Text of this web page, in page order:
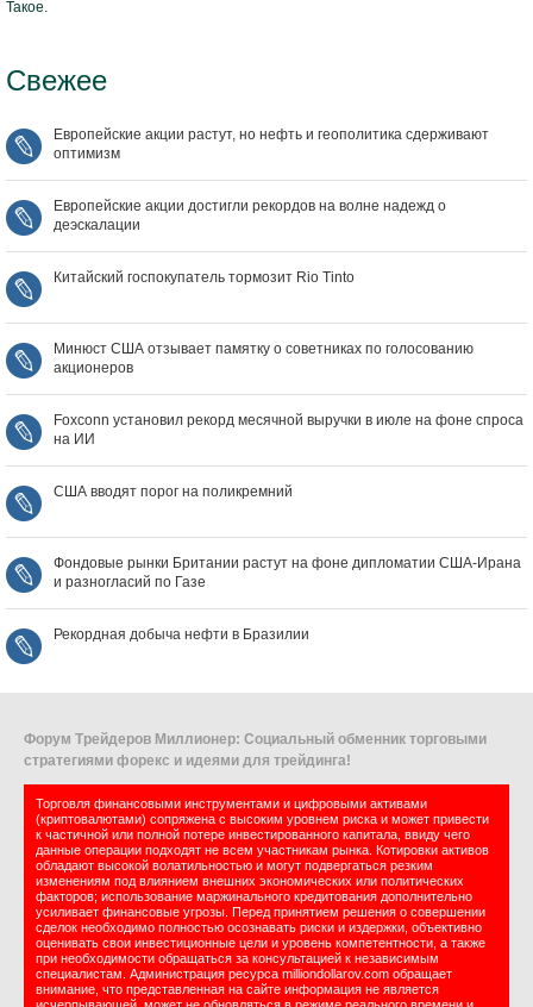
Такое.
Свежее
Европейские акции растут, но нефть и геополитика сдерживают
оптимизм
Европейские акции достигли рекордов на волне надежд о
деэскалации
Китайский госпокупатель тормозит Rio Tinto
Минюст США отзывает памятку о советниках по голосованию
акционеров
Foxconn установил рекорд месячной выручки в июле на фоне спроса
на ИИ
США вводят порог на поликремний
Фондовые рынки Британии растут на фоне дипломатии США‑Ирана
и разногласий по Газе
Рекордная добыча нефти в Бразилии
Форум Трейдеров Миллионер: Социальный обменник торговыми
стратегиями форекс и идеями для трейдинга!
Торговля финансовыми инструментами и цифровыми активами
(криптовалютами) сопряжена с высоким уровнем риска и может привести
к частичной или полной потере инвестированного капитала, ввиду чего
данные операции подходят не всем участникам рынка. Котировки активов
обладают высокой волатильностью и могут подвергаться резким
изменениям под влиянием внешних экономических или политических
факторов; использование маржинального кредитования дополнительно
усиливает финансовые угрозы. Перед принятием решения о совершении
сделок необходимо полностью осознавать риски и издержки, объективно
оценивать свои инвестиционные цели и уровень компетентности, а также
при необходимости обращаться за консультацией к независимым
специалистам. Администрация ресурса milliondollarov.com обращает
внимание, что представленная на сайте информация не является